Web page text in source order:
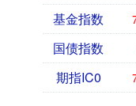
基金指数
国债指数
期指IC0